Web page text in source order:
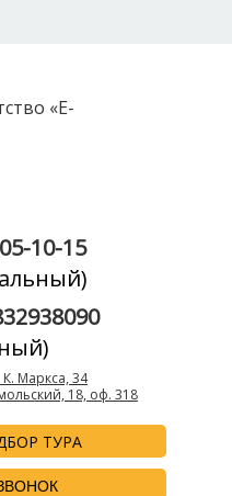
ТУРА
10-15
К. Маркса, 34
18, оф. 318